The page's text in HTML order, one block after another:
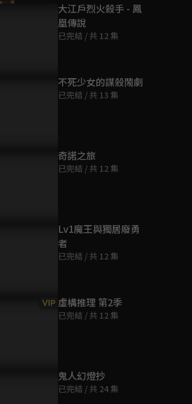
大江戶烈火殺手 - 鳳
凰傳說
已完結 / 共 12 集
不死少女的謀殺鬧劇
已完結 / 共 13 集
奇諾之旅
已完結 / 共 12 集
Lv1魔王與獨居廢勇
者
已完結 / 共 12 集
VIP 虛構推理 第2季
已完結 / 共 12 集
鬼人幻燈抄
已完結 / 共 24 集